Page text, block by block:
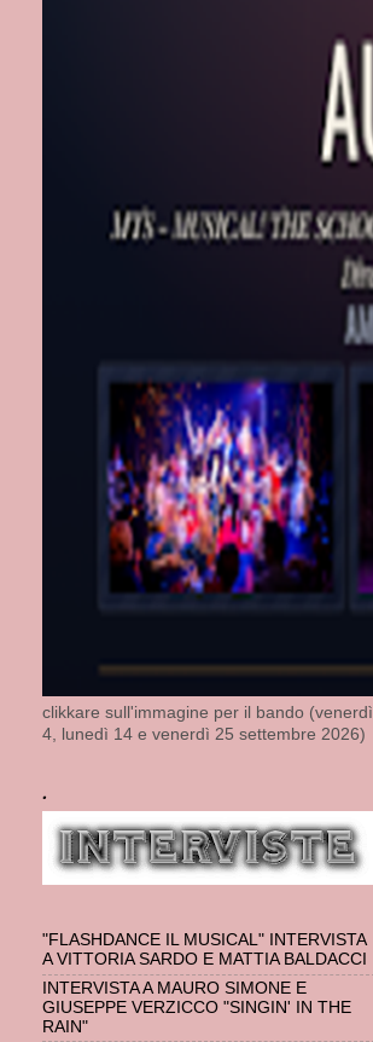
clikkare sull'immagine per il bando (venerdì
4, lunedì 14 e venerdì 25 settembre 2026)
.
"FLASHDANCE IL MUSICAL" INTERVISTA
A VITTORIA SARDO E MATTIA BALDACCI
INTERVISTA A MAURO SIMONE E
GIUSEPPE VERZICCO "SINGIN' IN THE
RAIN"